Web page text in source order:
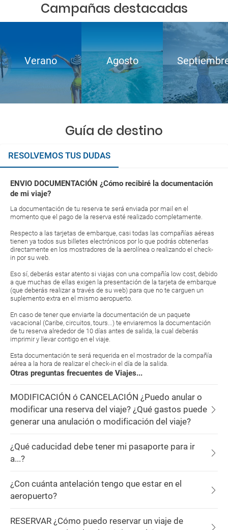
Campañas destacadas
Verano Agosto
Guía de destino
RESOLVEMOS TUS DUDAS
ENVIO DOCUMENTACIÓN ¿Cómo recibiré la documentación
de mi viaje?
La documentación de tu reserva te será enviada por mail en el
momento que el pago de la reserva esté realizado completamente.
Respecto a las tarjetas de embarque, casi todas las compañías aéreas
tienen ya todos sus billetes electrónicos por lo que podrás obtenerlas
directamente en los mostradores de la aerolínea o realizando el check-
in por su web.
Eso sí, deberás estar atento si viajas con una compañía low cost, debido
a que muchas de ellas exigen la presentación de la tarjeta de embarque
(que deberás realizar a través de su web) para que no te carguen un
suplemento extra en el mismo aeropuerto.
En caso de tener que enviarte la documentación de un paquete
vacacional (Caribe, circuitos, tours...) te enviaremos la documentación
de tu reserva alrededor de 10 días antes de salida, la cual deberás
imprimir y llevar contigo en el viaje.
Esta documentación te será requerida en el mostrador de la compañía
aérea a la hora de realizar el check-in el día de la salida.
Otras preguntas frecuentes de Viajes...
MODIFICACIÓN ó CANCELACIÓN ¿Puedo anular o
modificar una reserva del viaje? ¿Qué gastos puede
generar una anulación o modificación del viaje?
¿Qué caducidad debe tener mi pasaporte para ir
a...?
¿Con cuánta antelación tengo que estar en el
aeropuerto?
RESERVAR ¿Cómo puedo reservar un viaje de